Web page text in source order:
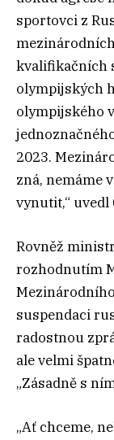
sportovci z
kvalifikačních
olympijských
olympijského
2023.
zná, nemáme
vynutit,“ uvedl
Rovněž
rozhodnutím
suspendaci
radostnou
ale velmi
„Zásadně s
„Ať chceme,